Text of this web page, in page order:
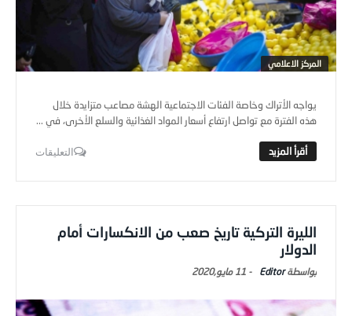
المركز الاعلامي
يواجه الأتراك وخاصة الفئات الاجتماعية الهشة مصاعب متزايدة خلال
هذه الفترة مع تواصل ارتفاع أسعار المواد الغذائية والسلع الأخرى، في ...
التعليقات
الليرة التركية تاريخ صعب من الانكسارات أمام
الدولار
Editor
- 11 مايو,2020